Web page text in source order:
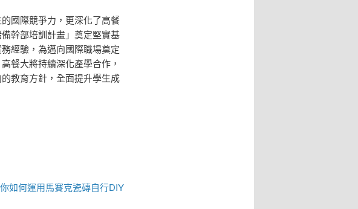
國際競爭力，更深化了高餐
幹部培訓計畫」奠定堅實基
經驗，為邁向國際職場奠定
餐大將持續深化產學合作，
教育方針，全面提升學生成
如何運用馬賽克瓷磚自行DIY